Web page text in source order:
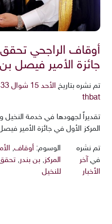
أوقاف الراجحي تحقق
جائزة الأمير فيصل
تم نشره بتاريخ الأحد 15 شوال 1433هـ 2-9-2012م
thbat
تقديراً لجهودها في خدمة النخيل
المركز الأول في جائزة الأمير
تم نشره
في آخر
الأخبار
الوسوم: أوقاف,
المركز, بن بندر,
للنخيل